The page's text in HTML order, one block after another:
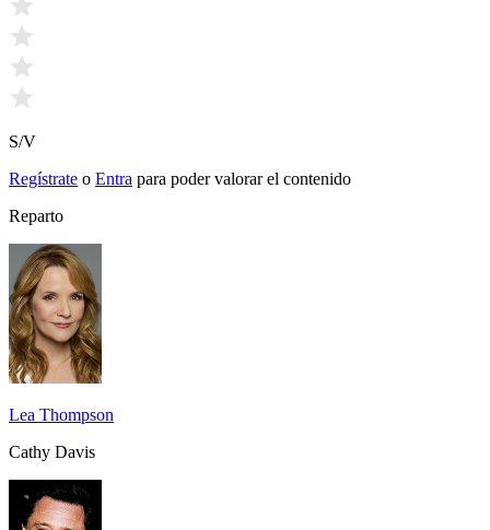
S/V
Regístrate o Entra para poder valorar el contenido
Reparto
Lea Thompson
Cathy Davis